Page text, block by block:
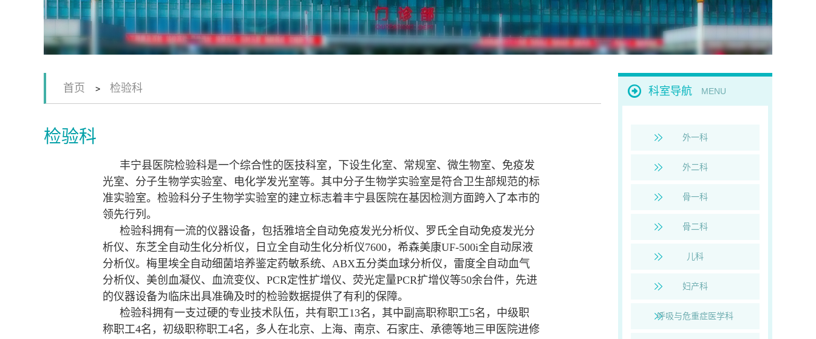
首页 > 检验科
检验科
丰宁县医院检验科是一个综合性的医技科室，下设生化室、常规室、微生物室、免疫发
光室、分子生物学实验室、电化学发光室等。其中分子生物学实验室是符合卫生部规范的标
准实验室。检验科分子生物学实验室的建立标志着丰宁县医院在基因检测方面跨入了本市的
领先行列。
检验科拥有一流的仪器设备，包括雅培全自动免疫发光分析仪、罗氏全自动免疫发光分
析仪、东芝全自动生化分析仪，日立全自动生化分析仪7600，希森美康UF-500i全自动尿液
分析仪。梅里埃全自动细菌培养鉴定药敏系统、ABX五分类血球分析仪，雷度全自动血气
分析仪、美创血凝仪、血流变仪、PCR定性扩增仪、荧光定量PCR扩增仪等50余台件，先进
的仪器设备为临床出具准确及时的检验数据提供了有利的保障。
检验科拥有一支过硬的专业技术队伍，共有职工13名，其中副高职称职工5名，中级职
称职工4名，初级职称职工4名，多人在北京、上海、南京、石家庄、承德等地三甲医院进修
科室导航 MENU
外一科
外二科
骨一科
骨二科
儿科
妇产科
呼吸与危重症医学科